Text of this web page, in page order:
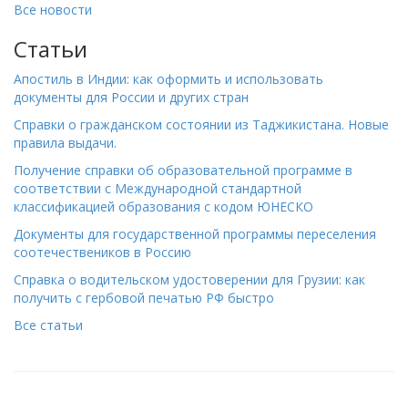
Все новости
Статьи
Апостиль в Индии: как оформить и использовать
документы для России и других стран
Справки о гражданском состоянии из Таджикистана. Новые
правила выдачи.
Получение справки об образовательной программе в
соответствии с Международной стандартной
классификацией образования с кодом ЮНЕСКО
Документы для государственной программы переселения
соотечествеников в Россию
Справка о водительском удостоверении для Грузии: как
получить с гербовой печатью РФ быстро
Все статьи